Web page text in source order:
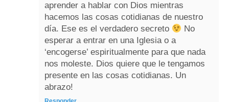
aprender a hablar con Dios mientras
hacemos las cosas cotidianas de nuestro
día. Ese es el verdadero secreto
No
esperar a entrar en una Iglesia o a
‘encogerse’ espiritualmente para que nada
nos moleste. Dios quiere que le tengamos
presente en las cosas cotidianas. Un
abrazo!